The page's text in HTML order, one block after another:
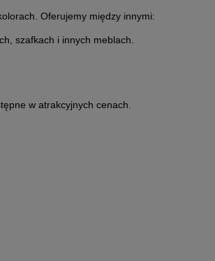
Oferujemy między innymi:
szafkach i innych meblach.
w atrakcyjnych cenach.